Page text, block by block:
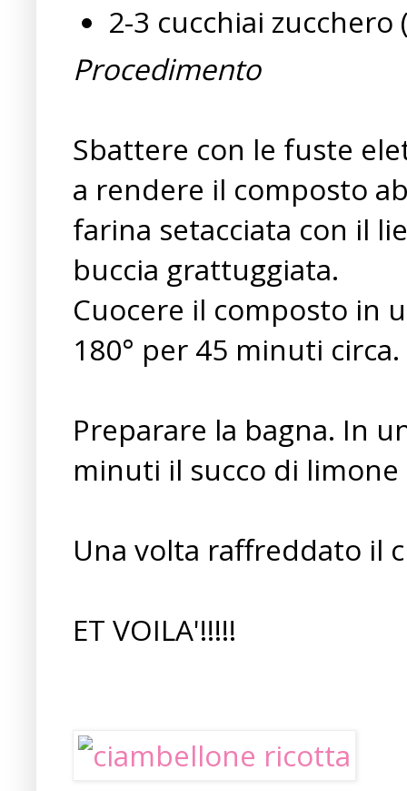
2-3 cucchiai zucchero
Procedimento
Sbattere con le fuste
a rendere il composto
farina setacciata con il
buccia grattuggiata.
Cuocere il composto in
180° per 45 minuti circa.
Preparare la bagna. In
minuti il succo di
Una volta raffreddato il
ET VOILA'!!!!!